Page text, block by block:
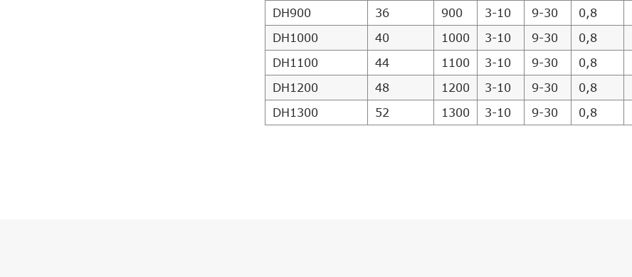
DH900
36 900 3-10 9-30 0,8
DH1000
40 1000 3-10 9-30 0,8
DH1100
44 1100 3-10 9-30 0,8
DH1200
48 1200 3-10 9-30 0,8
DH1300
52 1300 3-10 9-30 0,8